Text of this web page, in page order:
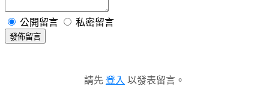
公開留言 私密留言
發佈留言
請先 登入 以發表留言。